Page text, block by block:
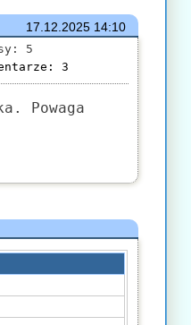
17.12.202514:10
5
3
Powaga